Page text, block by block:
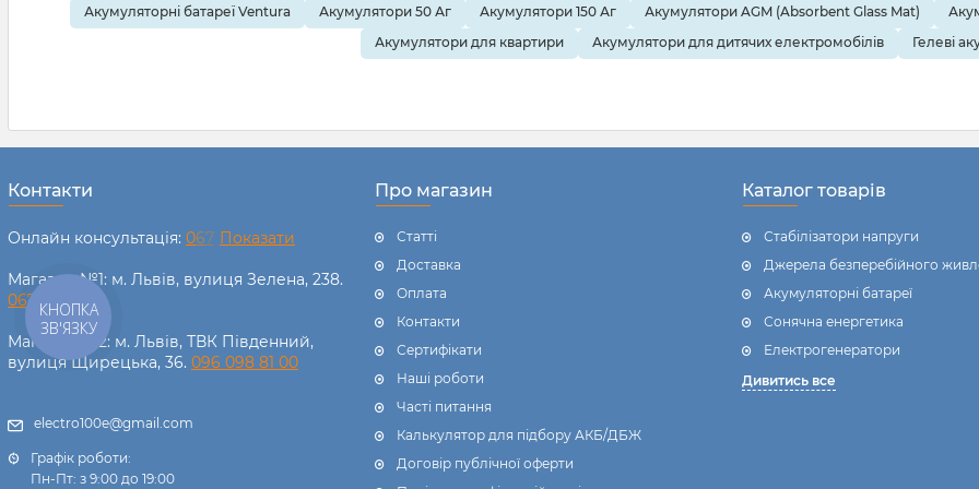
У цій статті розглянемо:
практичні поради для паралельного та
балансування і балансири.
Акумуляторні батареї Ventura Акумулятори 50 Аг Акумулятори 150 Аг Акумулятори AGM (Absorbent Glass Mat)
Акумулятори для квартири
Акумулятори для дитячих електромобілів Гелеві
Контакти
Онлайн консультація: 067 Показати
Магазин №1: м. Львів, вулиця Зелена, 238.
067 238 11 00
Магазин №2: м. Львів, ТВК Південний,
вулиця Щирецька, 36. 096 098 81 00
electro100e@gmail.com
Графік роботи:
Пн-Пт: з 9:00 до 19:00
Про магазин
Статті
Доставка
Оплата
Контакти
Сертифікати
Наші роботи
Часті питання
Калькулятор для підбору АКБ/ДБЖ
Договір публічної оферти
Каталог товарів
Стабілізатори напруги
Джерела безперебійного
Акумуляторні батареї
Сонячна енергетика
Електрогенератори
Дивитись все
КНОПКА
ЗВ'ЯЗКУ